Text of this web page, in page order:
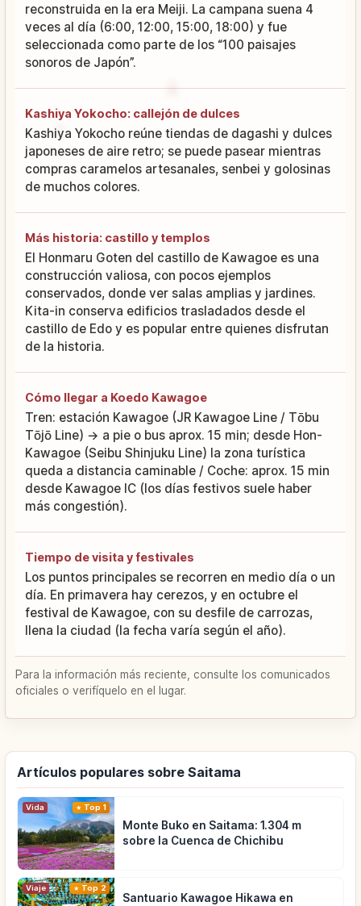
reconstruida en la era Meiji. La campana suena 4
veces al día (6:00, 12:00, 15:00, 18:00) y fue
seleccionada como parte de los “100 paisajes
sonoros de Japón”.
Kashiya Yokocho: callejón de dulces
Kashiya Yokocho reúne tiendas de dagashi y dulces
japoneses de aire retro; se puede pasear mientras
compras caramelos artesanales, senbei y golosinas
de muchos colores.
Más historia: castillo y templos
El Honmaru Goten del castillo de Kawagoe es una
construcción valiosa, con pocos ejemplos
conservados, donde ver salas amplias y jardines.
Kita-in conserva edificios trasladados desde el
castillo de Edo y es popular entre quienes disfrutan
de la historia.
Cómo llegar a Koedo Kawagoe
Tren: estación Kawagoe (JR Kawagoe Line / Tōbu
Tōjō Line) → a pie o bus aprox. 15 min; desde Hon-
Kawagoe (Seibu Shinjuku Line) la zona turística
queda a distancia caminable / Coche: aprox. 15 min
desde Kawagoe IC (los días festivos suele haber
más congestión).
Tiempo de visita y festivales
Los puntos principales se recorren en medio día o un
día. En primavera hay cerezos, y en octubre el
festival de Kawagoe, con su desfile de carrozas,
llena la ciudad (la fecha varía según el año).
Para la información más reciente, consulte los comunicados
oficiales o verifíquelo en el lugar.
Artículos populares sobre Saitama
Vida Top 1
Monte Buko en Saitama: 1.304 m
sobre la Cuenca de Chichibu
Viaje Top 2
Santuario Kawagoe Hikawa en